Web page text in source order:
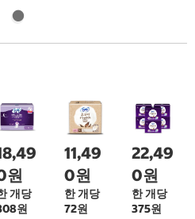
원
개당
원
11,49
0원
한 개당
72원
22,49
0원
한 개당
375원